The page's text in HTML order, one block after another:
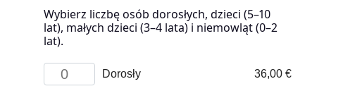
Wybierz liczbę osób dorosłych, dzieci (5–10
lat), małych dzieci (3–4 lata) i niemowląt (0–2
lat).
ilość
Adult
Dorosły 36,00€